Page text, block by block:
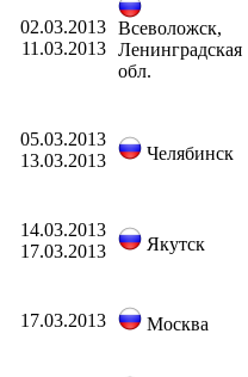
02.03.2013
11.03.2013
Всеволожск,
Ленинградская
обл.
05.03.2013
13.03.2013
Челябинск
14.03.2013
17.03.2013
Якутск
17.03.2013 Москва